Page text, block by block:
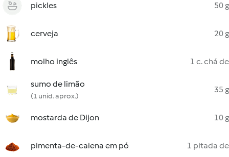
pickles 50 g
cerveja 20 g
molho inglês 1 c. chá de
sumo de limão
(1 unid. aprox.)
35 g
mostarda de Dijon 10 g
pimenta-de-caiena em pó 1 pitada de